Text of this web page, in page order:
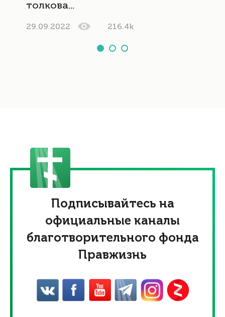
толкова...
29.09.2022 216.4k
Подписывайтесь на
официальные каналы
благотворительного фонда
Правжизнь